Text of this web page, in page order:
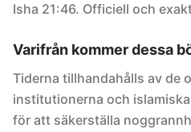
Isha 21:46. Officiell och
Varifrån kommer dessa
Tiderna tillhandahålls av de
institutionerna och
för att säkerställa